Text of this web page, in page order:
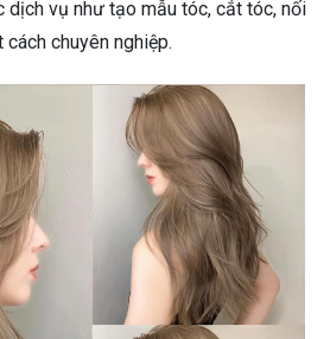
dịch vụ như tạo mẫu tóc, cắt tóc, nối
chuyên nghiệp.